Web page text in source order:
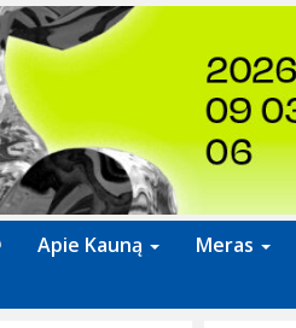
Apie Kauną Meras